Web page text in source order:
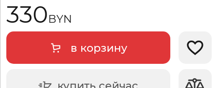
330BYN
в корзину